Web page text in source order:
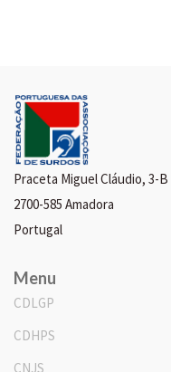
Praceta Miguel Cláudio, 3-B
2700-585 Amadora
Portugal
Menu
CDLGP
CDHPS
CNJS